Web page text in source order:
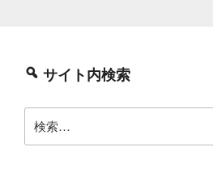
サイト内検索
索: